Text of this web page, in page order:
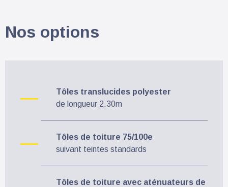
Nos options
Tôles translucides polyester
de longueur 2.30m
Tôles de toiture 75/100e
suivant teintes standards
Tôles de toiture avec aténuateurs de